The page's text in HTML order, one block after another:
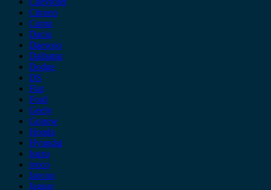
Citroen
Cupra
Dacia
Daewoo
Daihatsu
Dodge
DS
Fiat
Ford
Geely
Gonow
Honda
Hyundai
Isuzu
iveco
Jaecoo
Jaguar